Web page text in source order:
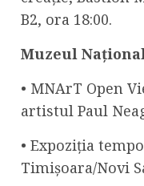
B2, ora 18:00.
Muzeul
• MNArT Open
artistul Paul
• Expoziția
Timișoara/Novi